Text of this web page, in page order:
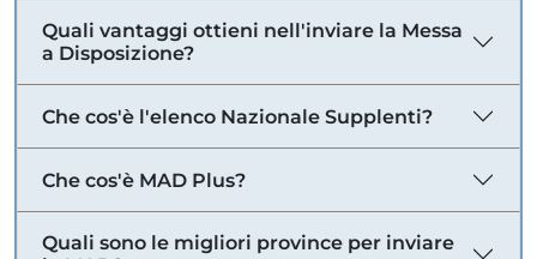
Quali vantaggi ottieni nell'inviare la Messa
a Disposizione?
Che cos'è l'elenco Nazionale Supplenti?
Che cos'è MAD Plus?
Quali sono le migliori province per inviare